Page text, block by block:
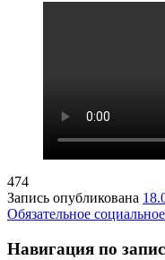
474
Запись опубликована
Обязательное
Навигация по